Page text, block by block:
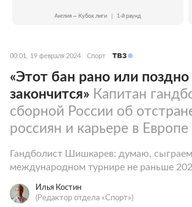
Англия — Кубок лиги 1-й раунд
00:01, 19 февраля 2024 Спорт
«Этот бан рано или поздно
закончится» Капитан
сборной России об
россиян и карьере в Европе
Гандболист Шишкарев: думаю,
международном турнире не раньше
Илья Костин
(Редактор отдела «Спорт»)